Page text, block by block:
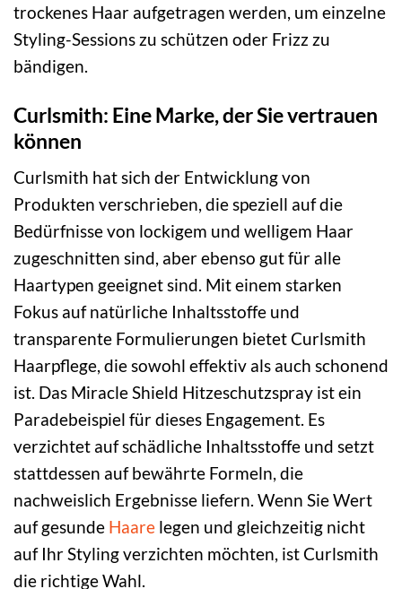
trockenes Haar aufgetragen werden, um einzelne
Styling-Sessions zu schützen oder Frizz zu
bändigen.
Curlsmith: Eine Marke, der Sie vertrauen
können
Curlsmith hat sich der Entwicklung von
Produkten verschrieben, die speziell auf die
Bedürfnisse von lockigem und welligem Haar
zugeschnitten sind, aber ebenso gut für alle
Haartypen geeignet sind. Mit einem starken
Fokus auf natürliche Inhaltsstoffe und
transparente Formulierungen bietet Curlsmith
Haarpflege, die sowohl effektiv als auch schonend
ist. Das Miracle Shield Hitzeschutzspray ist ein
Paradebeispiel für dieses Engagement. Es
verzichtet auf schädliche Inhaltsstoffe und setzt
stattdessen auf bewährte Formeln, die
nachweislich Ergebnisse liefern. Wenn Sie Wert
auf gesunde Haare legen und gleichzeitig nicht
auf Ihr Styling verzichten möchten, ist Curlsmith
die richtige Wahl.